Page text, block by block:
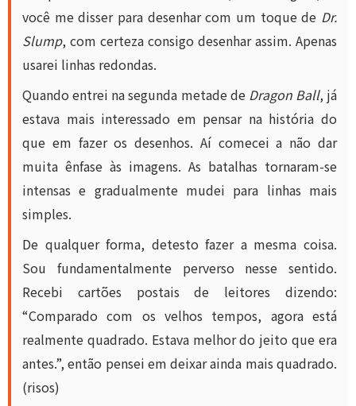
você me disser para desenhar com um toque de Dr.
Slump, com certeza consigo desenhar assim. Apenas
usarei linhas redondas.
Quando entrei na segunda metade de Dragon Ball, já
estava mais interessado em pensar na história do
que em fazer os desenhos. Aí comecei a não dar
muita ênfase às imagens. As batalhas tornaram-se
intensas e gradualmente mudei para linhas mais
simples.
De qualquer forma, detesto fazer a mesma coisa.
Sou fundamentalmente perverso nesse sentido.
Recebi cartões postais de leitores dizendo:
“Comparado com os velhos tempos, agora está
realmente quadrado. Estava melhor do jeito que era
antes.”, então pensei em deixar ainda mais quadrado.
(risos)